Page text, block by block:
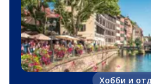
Хобби и